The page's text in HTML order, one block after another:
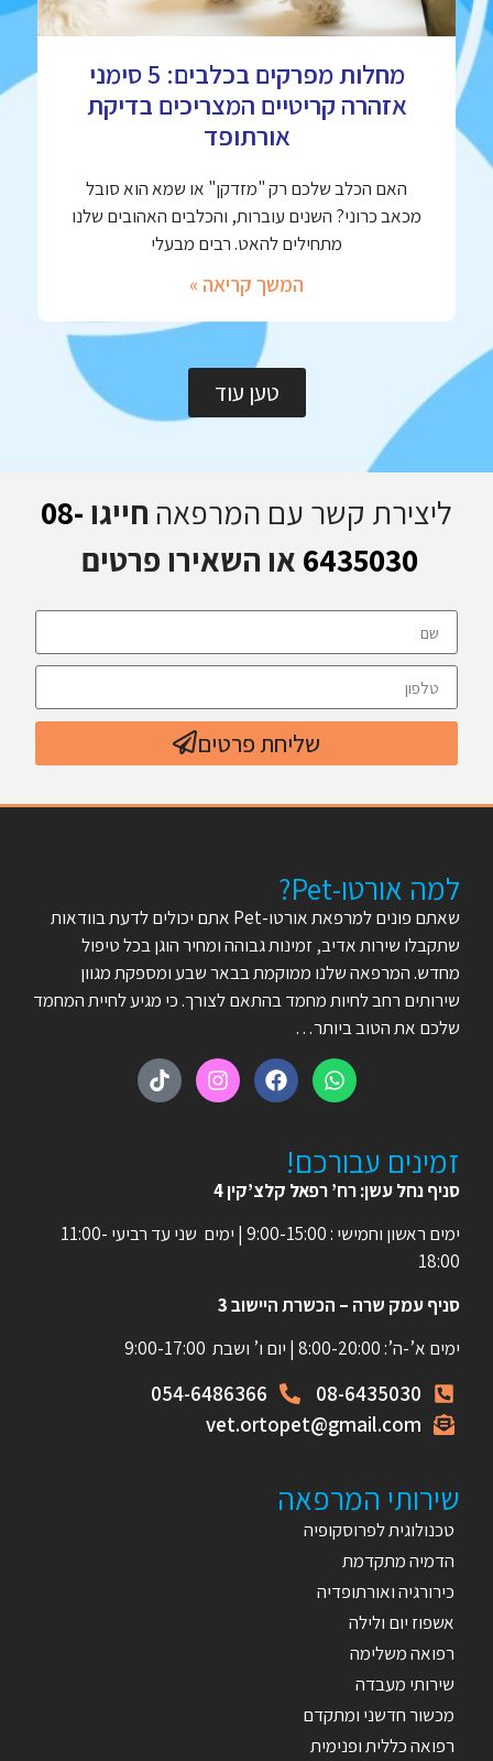
מחלות מפרקים בכלבים: 5 סימני
אזהרה קריטיים המצריכים בדיקת
אורתופד
האם הכלב שלכם רק "מזדקן" או שמא הוא סובל
מכאב כרוני? השנים עוברות, והכלבים האהובים שלנו
מתחילים להאט. רבים מבעלי
המשך קריאה »
טען עוד
ליצירת קשר עם המרפאה חייגו 08-
6435030 או השאירו פרטים
שליחת פרטים
למה אורטו-Pet?
שאתם פונים למרפאת אורטו-Pet אתם יכולים לדעת בוודאות
שתקבלו שירות אדיב, זמינות גבוהה ומחיר הוגן בכל טיפול
מחדש. המרפאה שלנו ממוקמת בבאר שבע ומספקת מגוון
שירותים רחב לחיות מחמד בהתאם לצורך. כי מגיע לחיית המחמד
שלכם את הטוב ביותר…
זמינים עבורכם!
סניף נחל עשן: רח’ רפאל קלצ’קין 4
ימים ראשון וחמישי : 9:00-15:00 | ימים שני עד רביעי 11:00-
18:00
סניף עמק שרה – הכשרת היישוב 3
ימים א’-ה’: 8:00-20:00 | יום ו’ ושבת 9:00-17:00
08-6435030
054-6486366
vet.ortopet@gmail.com
שירותי המרפאה
טכנולוגית לפרוסקופיה
הדמיה מתקדמת
כירורגיה ואורתופדיה
אשפוז יום ולילה
רפואה משלימה
שירותי מעבדה
מכשור חדשני ומתקדם
רפואה כללית ופנימית